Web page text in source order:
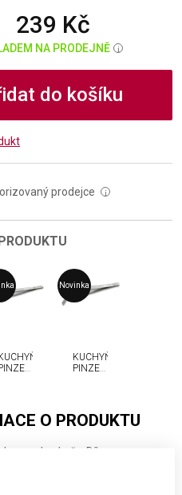
239 Kč
NA PRODEJNĚ i
do košíku
prodejce i
Novinka
KUCHYŇSKÁ
PINZETA
O PRODUKTU
na kuchaře. Díky
zdobení a úplnou kontrolu